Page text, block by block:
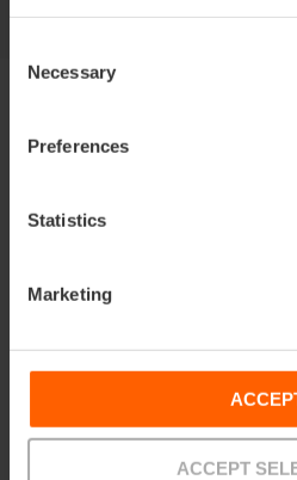
Selection
Necessary
Preferences
Statistics
Marketing
ACCEPT